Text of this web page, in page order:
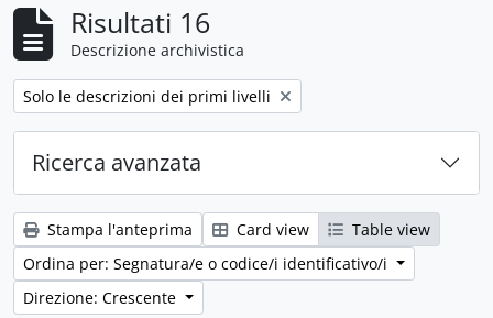
Risultati 16
Descrizione archivistica
Remove filter:
Solo le descrizioni dei primi livelli
Ricerca avanzata
Stampa l'anteprima Card view
Table view
Ordina per: Segnatura/e o codice/i identificativo/i
Direzione: Crescente